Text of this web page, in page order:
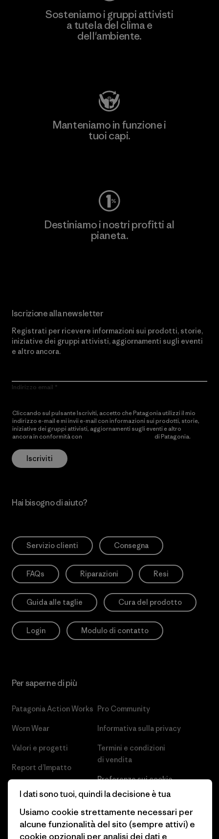
Sosteniamo i gruppi attivisti
a tutela del clima e
dell'ambiente.
Manteniamo in funzione i
tuoi capi.
Destiniamo i nostri profitti al
pianeta.
Iscrizione alla newsletter
Registrati per ricevere informazioni sui prodotti, storie,
iniziative dei gruppi attivisti, aggiornamenti sugli eventi
e altro ancora.
Indirizzo email
Cliccando sul pulsante Iscriviti, accetto che Patagonia utilizzi il mio
indirizzo e-mail e mi invii e-mail con informazioni sui prodotti, storie,
iniziative dei gruppi attivisti, aggiornamenti sugli eventi e altro
ancora in conformità con
di Patagonia.
Iscriviti
Hai bisogno di aiuto?
Servizio clienti Consegna
FAQs Riparazioni Resi
Guida alle taglie Cura del prodotto
Login Modulo di contatto
Per saperne di più
Patagonia Action Works
Worn Wear
Valori e progetti
Report d’Impatto
Obiettivi climatici
1% For The Planet
Pro Community
Informativa sulla privacy
Termini e condizioni
di vendita
Preferenze sui cookie
Lavora con noi
Stampa e media
I dati sono tuoi, quindi la decisione è tua
Usiamo cookie strettamente necessari per
alcune funzionalità del sito (sempre attivi) e
cookie opzionali per analisi dei dati e